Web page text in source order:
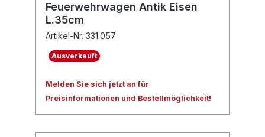
Feuerwehrwagen Antik Eisen
L.35cm
Artikel-Nr. 331.057
Ausverkauft
Melden Sie sich jetzt an für
Preisinformationen und Bestellmöglichkeit!